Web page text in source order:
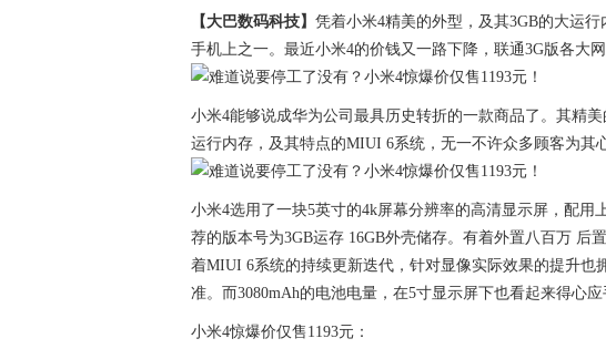
【大巴数码科技】 凭着小米4精美的外型，及其3GB的大运
手机上之一。最近小米4的价钱又一路下降，联通3G版各大网
小米4能够说成华为公司最具历史转折的一款商品了。其精
运行内存，及其特点的MIUI 6系统，无一不许众多顾客为其
小米4选用了一块5英寸的4k屏幕分辨率的高清显示屏，配用
荐的版本号为3GB运存 16GB外壳储存。有着外置八百万 后
着MIUI 6系统的持续更新迭代，针对显像实际效果的提升也
准。而3080mAh的电池电量，在5寸显示屏下也看起来得心
小米4惊爆价仅售1193元：